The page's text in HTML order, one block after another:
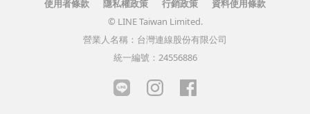
使用者條款 隱私權政策 行銷政策
資料使用條款
© LINE Taiwan Limited.
營業人名稱：台灣連線股份有限公司
統一編號：24556886